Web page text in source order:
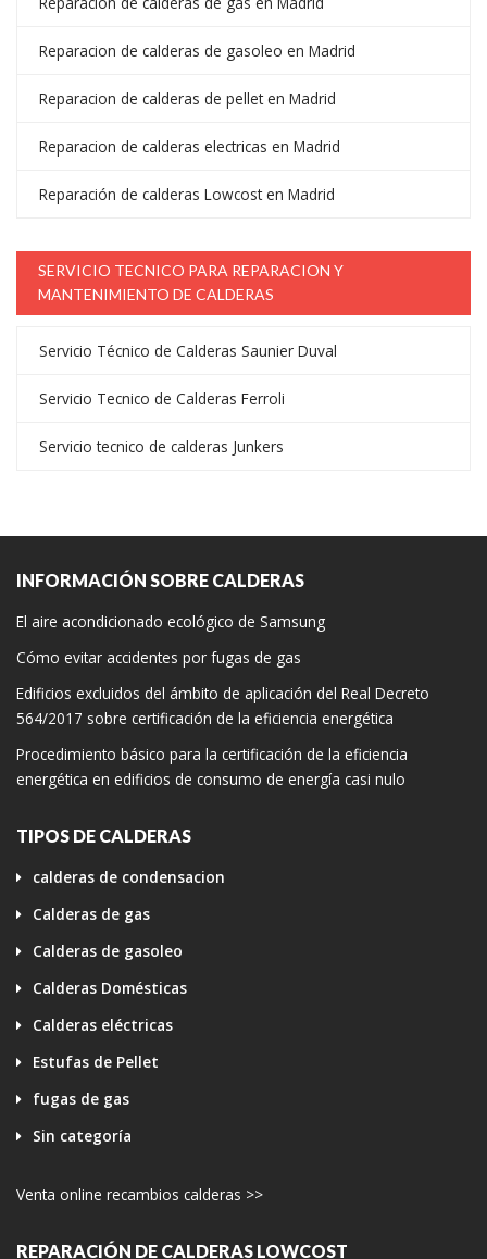
Reparacion de calderas de gasoleo en Madrid
Reparacion de calderas de pellet en Madrid
Reparacion de calderas electricas en Madrid
Reparación de calderas Lowcost en Madrid
SERVICIO TECNICO PARA REPARACION Y
MANTENIMIENTO DE CALDERAS
Servicio Técnico de Calderas Saunier Duval
Servicio Tecnico de Calderas Ferroli
Servicio tecnico de calderas Junkers
INFORMACIÓN SOBRE CALDERAS
El aire acondicionado ecológico de Samsung
Cómo evitar accidentes por fugas de gas
Edificios excluidos del ámbito de aplicación del Real Decreto
564/2017 sobre certificación de la eficiencia energética
Procedimiento básico para la certificación de la eficiencia
energética en edificios de consumo de energía casi nulo
TIPOS DE CALDERAS
calderas de condensacion
Calderas de gas
Calderas de gasoleo
Calderas Domésticas
Calderas eléctricas
Estufas de Pellet
fugas de gas
Sin categoría
Venta online recambios calderas >>
REPARACIÓN DE CALDERAS LOWCOST